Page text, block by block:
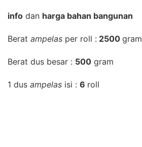
info dan harga bahan bangunan
Berat ampelas per roll : 2500 gram
Berat dus besar : 500 gram
1 dus ampelas isi : 6 roll